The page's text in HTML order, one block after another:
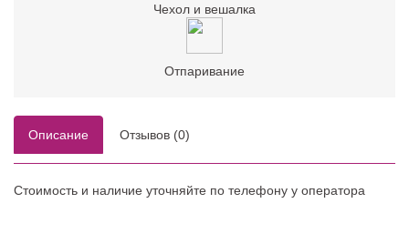
Чехол и вешалка
Отпаривание
Описание Отзывов (0)
Стоимость и наличие уточняйте по телефону у оператора